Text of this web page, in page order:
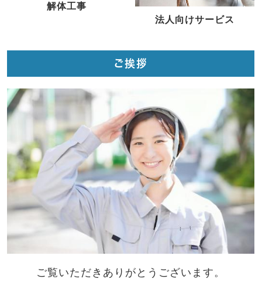
解体工事
法人向けサービス
ご挨拶
ご覧いただきありがとうございます。